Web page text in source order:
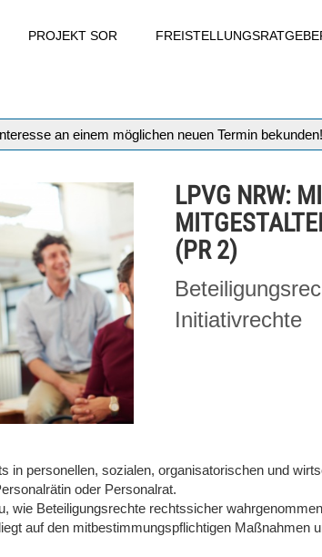
PROJEKT SOR
an einem möglichen neuen Termin bekunden!
LPVG NRW:
(PR 2)
Initiativrechte
in personellen, sozialen, organisatorischen und
oder Personalrat.
wie Beteiligungsrechte rechtssicher
auf den mitbestimmungspflichtigen Maßnahmen